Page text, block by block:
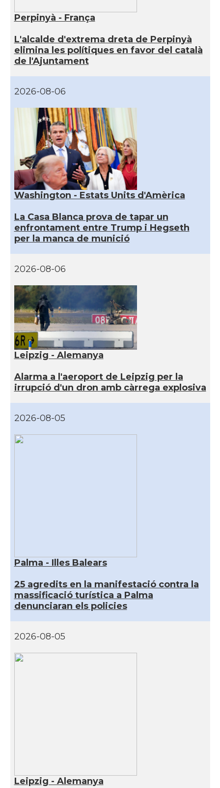
Perpinyà - França
L'alcalde d'extrema dreta de Perpinyà
elimina les polítiques en favor del català
de l'Ajuntament
2026-08-06
Washington - Estats Units d'Amèrica
La Casa Blanca prova de tapar un
enfrontament entre Trump i Hegseth
per la manca de munició
2026-08-06
Leipzig - Alemanya
Alarma a l'aeroport de Leipzig per la
irrupció d'un dron amb càrrega explosiva
2026-08-05
Palma - Illes Balears
25 agredits en la manifestació contra la
massificació turística a Palma
denunciaran els policies
2026-08-05
Leipzig - Alemanya